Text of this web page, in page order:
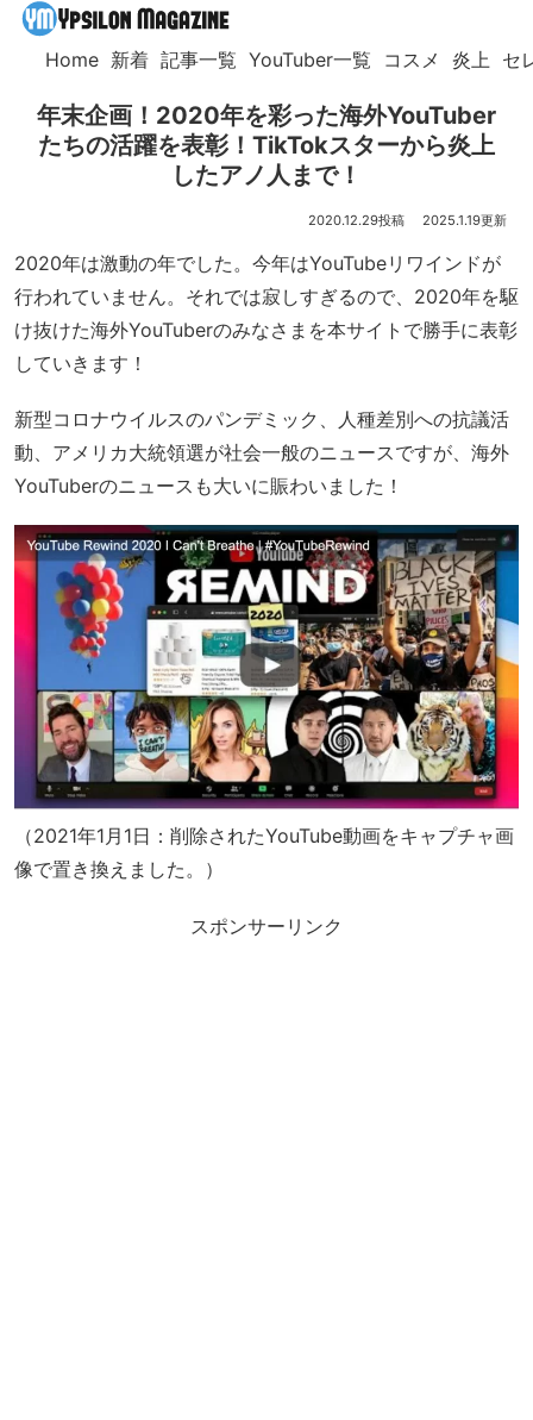
Home 新着 記事一覧 YouTuber一覧 コスメ 炎上 セ
年末企画！2020年を彩った海外YouTuber
たちの活躍を表彰！TikTokスターから炎上
したアノ人まで！
2020.12.29 2025.1.19
2020年は激動の年でした。今年はYouTubeリワインドが
行われていません。それでは寂しすぎるので、2020年を駆
け抜けた海外YouTuberのみなさまを本サイトで勝手に表彰
していきます！
新型コロナウイルスのパンデミック、人種差別への抗議活
動、アメリカ大統領選が社会一般のニュースですが、海外
YouTuberのニュースも大いに賑わいました！
（2021年1月1日：削除されたYouTube動画をキャプチャ画
像で置き換えました。）
スポンサーリンク